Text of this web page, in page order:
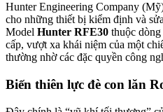
Hunter Engineering Company
cho những thiết bị kiểm định và
Model Hunter RFE30 thuộc
cấp, vượt xa khái niệm của một
thường nhờ các đặc quyền công
Biến thiên lực đè con lăn